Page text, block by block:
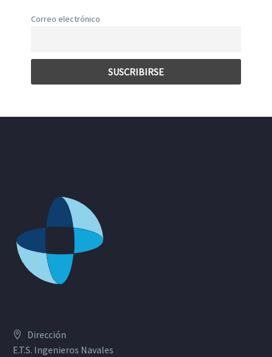
Correo electrónico
Dirección
E.T.S. Ingenieros Navales